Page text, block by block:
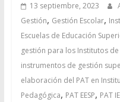
13 septiembre, 2023
Gestión, Gestión Escolar,
Escuelas de Educación
gestión para los Institutos
instrumentos de gestión
elaboración del PAT en
Pedagógica, PAT EESP, PAT